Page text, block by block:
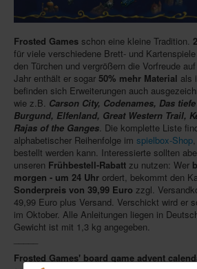
Premium login
Köpfe-Heads
Preise-Awards
Branchen-/Wirtschaftsnews
Interviews
Crowdfunding
Veranstaltungen-Events
In eigener Sache-On our own behalf
Archivierte Meldungen-
Frosted Games schon eine kleine Tradition.
für viele verschiedene Brett- und
den Türchen und vergrößern die Vorfreude
Jahr enthält er sogar 50% mehr Material als
befinden sich Erweiterungen auch
wie z.B. Carson City, Codenames, Das
Burgund, Elfenland, Great Western Trail,
Rajas of the Ganges. Die komplette Liste
alphabetischer Reihenfolge im spielbox-Shop
bestellt werden kann. Interessierte sollten
unseren Frühbestell-Rabatt zu nutzen: Wer
morgen - um 24 Uhr ordert, bekommt den
Sonderpreis von 39,99 Euro zzgl.
49,99 Euro plus Versand. Verschickt wird er
im Oktober. Alle Anleitungen liegen in
Gewicht ist mit 1,3 kg angegeben.
Frosted Games' board game advent